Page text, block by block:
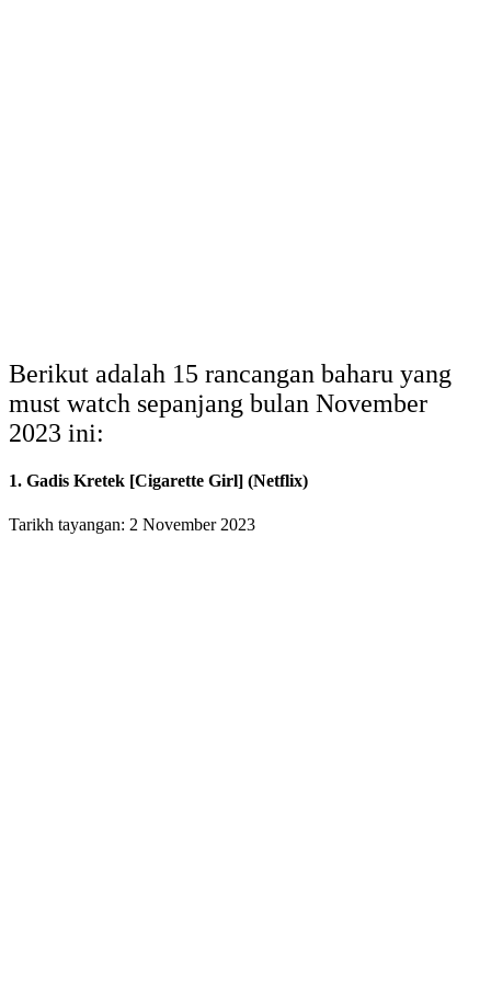
Berikut adalah 15 rancangan baharu yang
must watch sepanjang bulan November
2023 ini:
1. Gadis Kretek [Cigarette Girl] (Netflix)
Tarikh tayangan: 2 November 2023